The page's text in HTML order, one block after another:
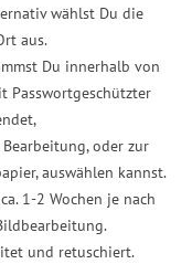
wählst Du die
aus.
Du innerhalb von
Passwortgeschützter
oder zur
auswählen kannst.
1-2 Wochen je nach
und retuschiert.